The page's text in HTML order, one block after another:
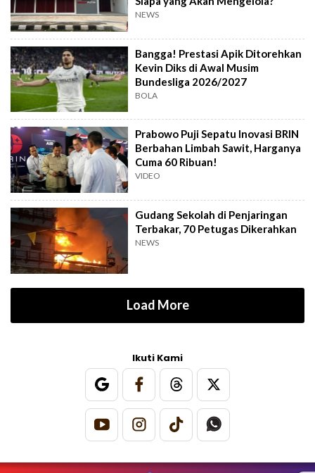
NEWS
Bangga! Prestasi Apik Ditorehkan
Kevin Diks di Awal Musim
Bundesliga 2026/2027
BOLA
Prabowo Puji Sepatu Inovasi BRIN
Berbahan Limbah Sawit, Harganya
Cuma 60 Ribuan!
VIDEO
Gudang Sekolah di Penjaringan
Terbakar, 70 Petugas Dikerahkan
NEWS
Load More
Ikuti Kami